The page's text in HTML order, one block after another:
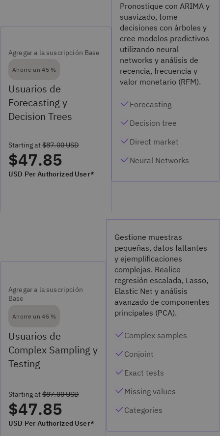
Ahorre un 45 %
Usuarios de
Forecasting y
Decision Trees
Starting at$87.00 USD
$47.85
USD Per Authorized User*
Agregar a la suscripción Base
Pronostique con ARIMA y
suavizado, tome
decisiones con árboles y
cree modelos predictivos
utilizando neural
networks y análisis de
recencia, frecuencia y
valor monetario (RFM).
Forecasting
Decision tree
Direct market
Neural Networks
Ahorre un 45 %
Usuarios de
Complex Sampling y
Testing
Starting at$87.00 USD
$47.85
USD Per Authorized User*
Agregar a la suscripción
Base
Gestione muestras
pequeñas, datos faltantes
y ejemplificaciones
complejas. Realice
regresión escalada, Lasso,
Elastic Net y análisis
avanzado de componentes
principales (PCA).
Complex samples
Conjoint
Exact tests
Missing values
Categories